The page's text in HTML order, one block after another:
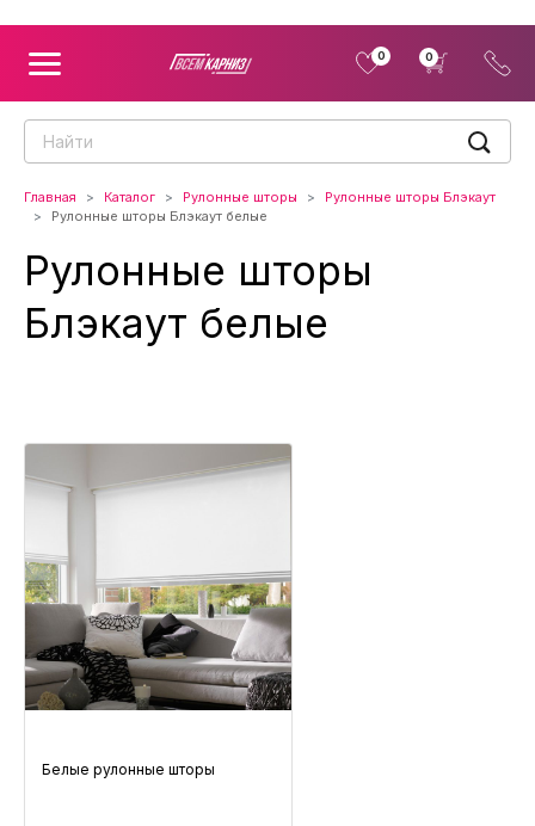
0 0
Главная Каталог Рулонные шторы
Рулонные шторы Блэкаут
Рулонные шторы Блэкаут белые
Рулонные шторы
Блэкаут белые
Белые рулонные шторы